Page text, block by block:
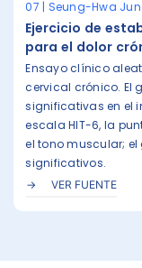
07 | Seung-Hwa
Ejercicio de
para el dolor
Ensayo clínico
cervical crónico. El
significativas en el
escala HIT-6, la
el tono muscular;
significativos.
VER FUENTE